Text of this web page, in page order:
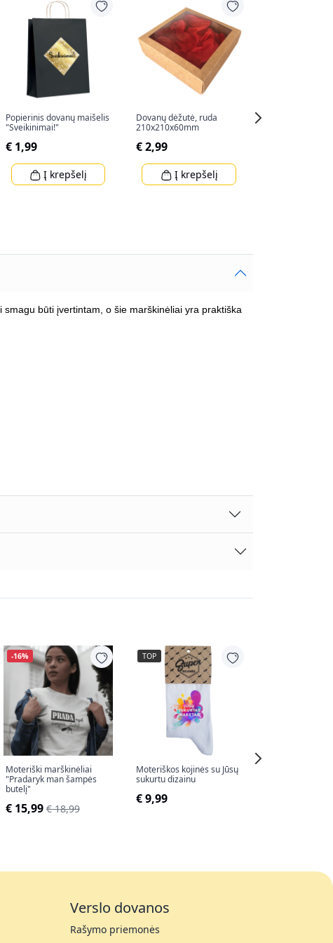
Popierinis dovanų maišelis
"Sveikinimai!"
€ 1,99
Į krepšelį
Dovanų dėžutė, ruda
210x210x60mm
€ 2,99
Į krepšelį
smagu būti įvertintam, o šie marškinėliai yra praktiška
-16%
Moteriški marškinėliai
"Pradaryk man šampės
butelį"
€ 15,99 € 18,99
TOP
Moteriškos kojinės su Jūsų
sukurtu dizainu
€ 9,99
Verslo dovanos
Rašymo priemonės